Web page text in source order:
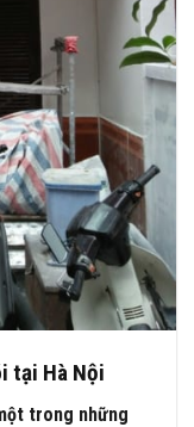
tại Hà Nội
trong những